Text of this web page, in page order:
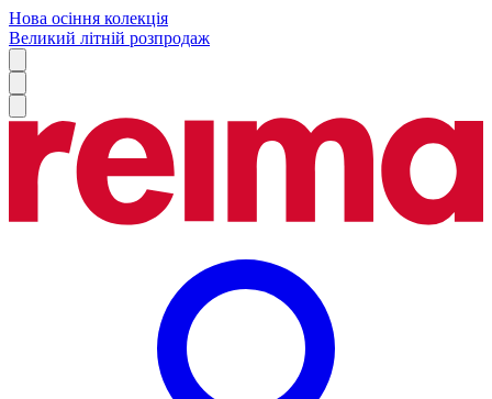
Нова осіння колекція
Великий літній розпродаж